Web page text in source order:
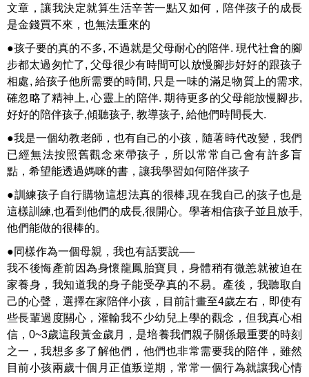
文章，讓我決定就算生活辛苦一點又如何，陪伴孩子的成長
是金錢買不來，也無法重來的
●孩子要的真的不多, 不過就是父母耐心的陪伴. 現代社會的腳
步都太過匆忙了, 父母很少有時間可以放慢腳步好好的跟孩子
相處, 給孩子他所需要的時間, 只是一味的滿足物質上的需求,
確忽略了精神上, 心靈上的陪伴. 期待更多的父母能放慢腳步,
好好的陪伴孩子,傾聽孩子, 教導孩子, 給他們時間長大.
●我是一個幼教老師，也有自己的小孩，隨著時代改變，我們
已經無法按照舊觀念來帶孩子，所以常常自己會有許多盲
點，希望能透過媽咪的書，讓我學習如何陪伴孩子
●訓練孩子自行購物這想法真的很棒,現在我自己的孩子也是
這樣訓練,也看到他們的成長,很開心。學著相信孩子並且放手,
他們能做的很棒的。
●同樣作為一個母親，我也有話要說──
我不後悔產前因為身懷龍鳳胎寶貝，身體稍有微恙就被迫在
家養身，我知道我的身子能受孕真的不易。產後，我聽取自
己的心聲，選擇在家陪伴小孩，目前計畫至4歲左右，即使有
些長輩過度關心，灌輸我不少幼兒上學的觀念，但我真心相
信，0~3歲這段黃金歲月，是培養我們親子關係最重要的時刻
之一，我想多多了解他們，他們也非常需要我的陪伴，雖然
目前小孩兩歲十個月正值叛逆期，常常一個行為就讓我心情